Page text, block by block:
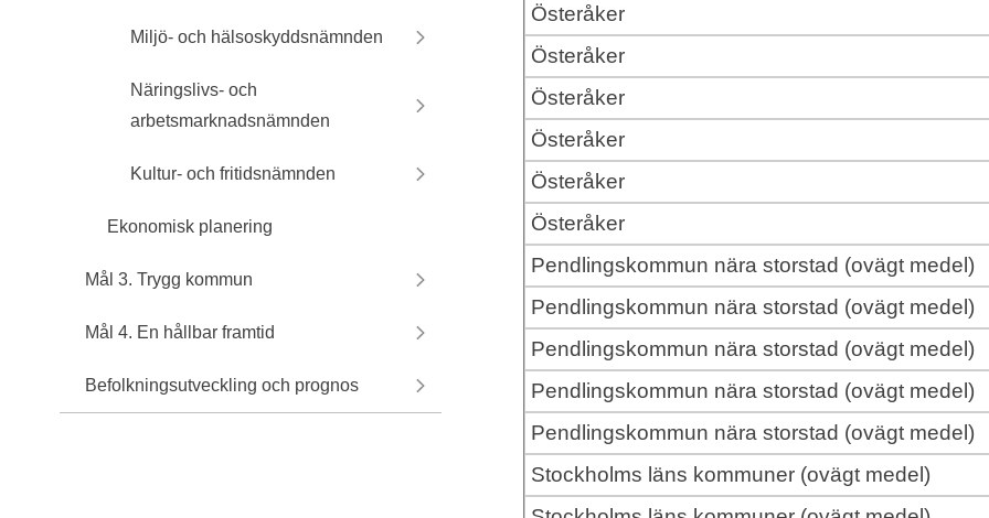
Österåker
Österåker
Österåker
Österåker
Österåker
Österåker
Pendlingskommun nära storstad (ovägt medel)
Pendlingskommun nära storstad (ovägt medel)
Pendlingskommun nära storstad (ovägt medel)
Pendlingskommun nära storstad (ovägt medel)
Pendlingskommun nära storstad (ovägt medel)
Stockholms läns kommuner (ovägt medel)
Miljö- och hälsoskyddsnämnden
Näringslivs- och
arbetsmarknadsnämnden
Kultur- och fritidsnämnden
Ekonomisk planering
Mål 3. Trygg kommun
Mål 4. En hållbar framtid
Befolkningsutveckling och prognos